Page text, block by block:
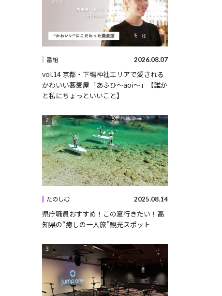
番組 2026.08.07
vol.14 京都・下鴨神社エリアで愛される
かわいい蕎麦屋「あふひ〜aoi〜」【誰か
と私にちょっといいこと】
たのしむ 2025.08.14
県庁職員おすすめ！この夏行きたい！高
知県の“癒しの一人旅”観光スポット